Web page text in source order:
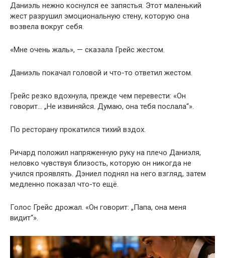
Даниэль нежно коснулся ее запястья. Этот маленький
жест разрушил эмоциональную стену, которую она
возвела вокруг себя.
«Мне очень жаль», — сказала Грейс жестом.
Даниэль покачал головой и что-то ответил жестом.
Грейс резко вдохнула, прежде чем перевести: «Он
говорит… „Не извиняйся. Думаю, она тебя послала“».
По ресторану прокатился тихий вздох.
Ричард положил напряженную руку на плечо Даниэля,
неловко чувствуя близость, которую он никогда не
учился проявлять. Дэниел поднял на него взгляд, затем
медленно показал что-то ещё.
Голос Грейс дрожал. «Он говорит: „Папа, она меня
видит“».